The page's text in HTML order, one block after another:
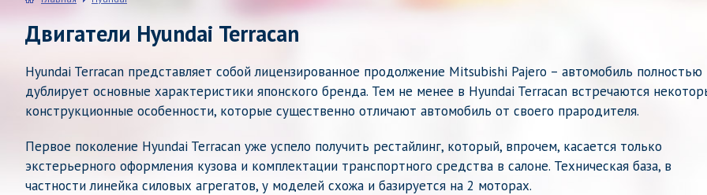
Двигатели Hyundai Terracan
Hyundai Terracan представляет собой лицензированное продолжение Mitsubishi Pajero – автомобиль полностью
дублирует основные характеристики японского бренда. Тем не менее в Hyundai Terracan встречаются
конструкционные особенности, которые существенно отличают автомобиль от своего прародителя.
Первое поколение Hyundai Terracan уже успело получить рестайлинг, который, впрочем, касается только
экстерьерного оформления кузова и комплектации транспортного средства в салоне. Техническая база, в
частности линейка силовых агрегатов, у моделей схожа и базируется на 2 моторах.